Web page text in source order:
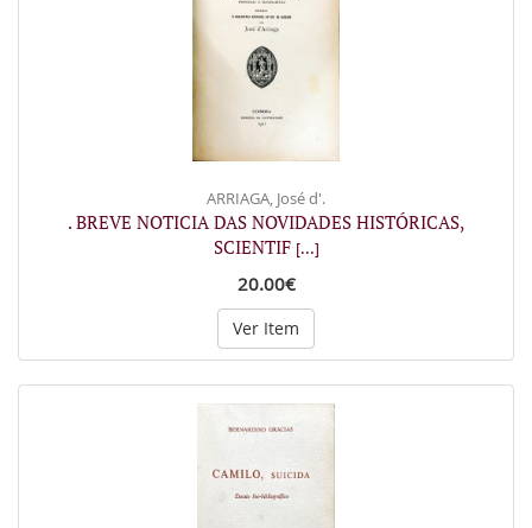
ARRIAGA, José d'.
. BREVE NOTICIA DAS NOVIDADES HISTÓRICAS,
SCIENTIF [...]
20.00€
Ver Item